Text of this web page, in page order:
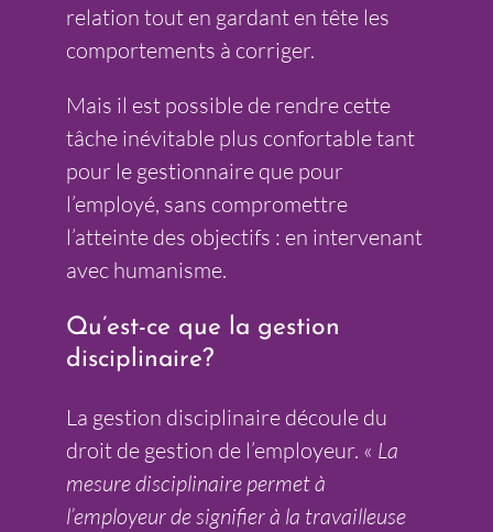
relation tout en gardant en tête les
comportements à corriger.
Mais il est possible de rendre cette
tâche inévitable plus confortable tant
pour le gestionnaire que pour
l’employé, sans compromettre
l’atteinte des objectifs : en intervenant
avec humanisme.
Qu’est-ce que la gestion
disciplinaire?
La gestion disciplinaire découle du
droit de gestion de l’employeur. « La
mesure disciplinaire permet à
l’employeur de signifier à la travailleuse